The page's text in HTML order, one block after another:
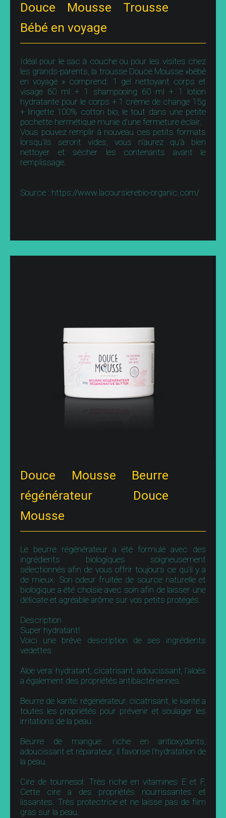
Douce Mousse Trousse
Bébé en voyage
Idéal pour le sac à couche ou pour les visites chez
les grands-parents, la trousse Douce Mousse »bébé
en voyage » comprend: 1 gel nettoyant corps et
visage 60 ml + 1 shampooing 60 ml + 1 lotion
hydratante pour le corps + 1 crème de change 15g
+ lingette 100% cotton bio, le tout dans une petite
pochette hermétique munie d’une fermeture éclair.
Vous pouvez remplir à nouveau ces petits formats
lorsqu’ils seront vides, vous n’aurez qu’à bien
nettoyer et sécher les contenants avant le
remplissage.
Source : https://www.lacoursierebio-organic.com/
Douce Mousse Beurre
régénérateur Douce
Mousse
Le beurre régénérateur a été formulé avec des
ingrédients biologiques soigneusement
sélectionnés afin de vous offrir toujours ce qu’il y a
de mieux. Son odeur fruitée de source naturelle et
biologique a été choisie avec soin afin de laisser une
délicate et agréable arôme sur vos petits protégés.
Description
Super hydratant!
Voici une brève description de ses ingrédients
vedettes:
Aloe vera: hydratant, cicatrisant, adoucissant, l’aloès
a également des propriétés antibactériennes.
Beurre de karité: régénérateur, cicatrisant, le karité a
toutes les propriétés pour prévenir et soulager les
irritations de la peau.
Beurre de mangue: riche en antioxydants,
adoucissant et réparateur, il favorise l’hydratation de
la peau.
Cire de tournesol: Très riche en vitamines E et F.
Cette cire a des propriétés nourrissantes et
lissantes. Très protectrice et ne laisse pas de film
gras sur la peau.